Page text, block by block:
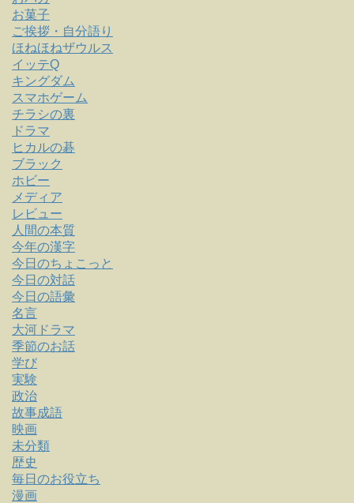
お菓子
ご挨拶・自分語り
ほねほねザウルス
イッテQ
キングダム
スマホゲーム
チラシの裏
ドラマ
ヒカルの碁
ブラック
ホビー
メディア
レビュー
人間の本質
今年の漢字
今日のちょこっと
今日の対話
今日の語彙
名言
大河ドラマ
季節のお話
学び
実験
政治
故事成語
映画
未分類
歴史
毎日のお役立ち
漫画